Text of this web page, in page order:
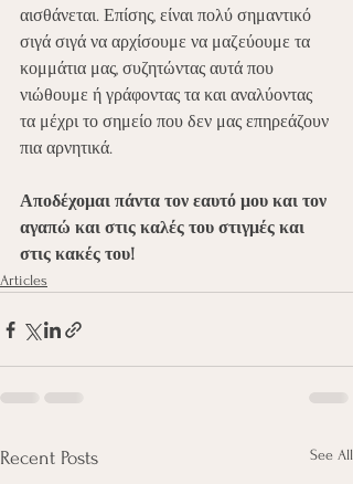
αισθάνεται. Επίσης, είναι πολύ σημαντικό
σιγά σιγά να αρχίσουμε να μαζεύουμε τα
κομμάτια μας, συζητώντας αυτά που
νιώθουμε ή γράφοντας τα και αναλύοντας
τα μέχρι το σημείο που δεν μας επηρεάζουν
πια αρνητικά.
Αποδέχομαι πάντα τον εαυτό μου και τον
αγαπώ και στις καλές του στιγμές και
στις κακές του!
Articles
Recent Posts See All